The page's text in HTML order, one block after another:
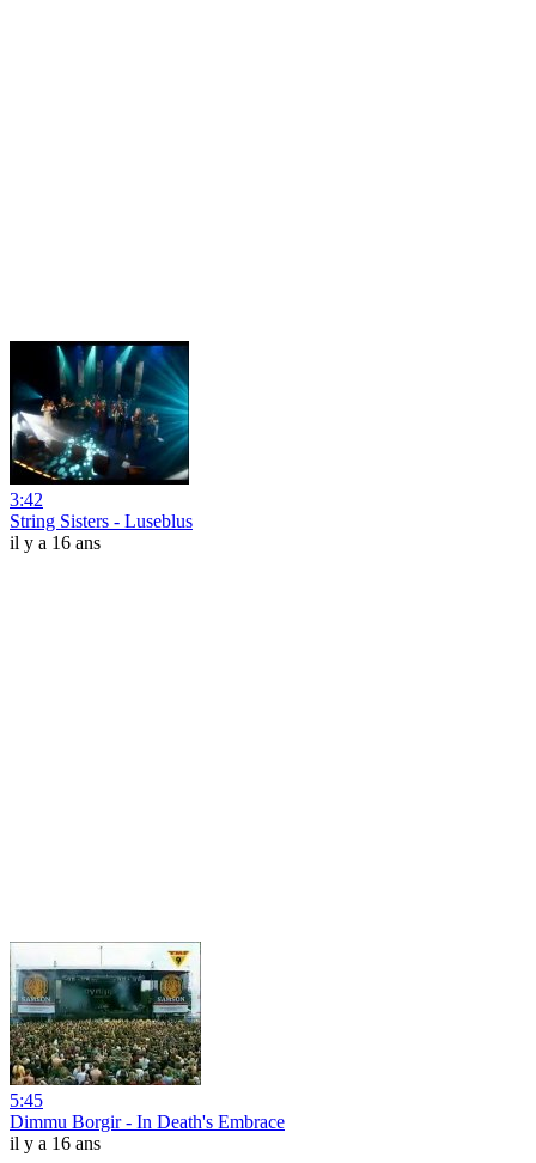
3:42
String Sisters - Luseblus
il y a 16 ans
5:45
Dimmu Borgir - In Death's Embrace
il y a 16 ans